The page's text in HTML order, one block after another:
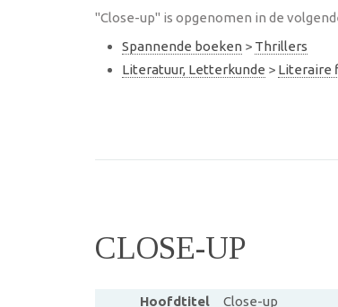
"Close-up" is opgenomen in de
Spannende boeken > Thrillers
Literatuur, Letterkunde > Literaire
CLOSE-UP
Hoofdtitel Close-up